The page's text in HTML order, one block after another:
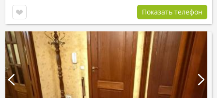
Показать телефон